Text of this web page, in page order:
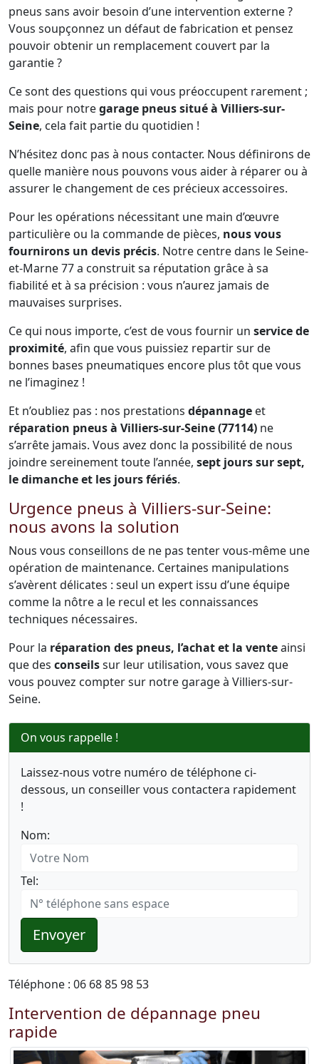
pneus sans avoir besoin d’une intervention externe ?
Vous soupçonnez un défaut de fabrication et pensez
pouvoir obtenir un remplacement couvert par la
garantie ?
Ce sont des questions qui vous préoccupent rarement ;
mais pour notregarage pneus situé à Villiers-sur-
Seine, cela fait partie du quotidien !
N’hésitez donc pas à nous contacter. Nous définirons de
quelle manière nous pouvons vous aider à réparer ou à
assurer le changement de ces précieux accessoires.
Pour les opérations nécessitant une main d’œuvre
particulière ou la commande de pièces, nous vous
fournirons un devis précis. Notre centre dans le Seine-
et-Marne 77 a construit sa réputation grâce à sa
fiabilité et à sa précision : vous n’aurez jamais de
mauvaises surprises.
Ce qui nous importe, c’est de vous fournir un service de
proximité, afin que vous puissiez repartir sur de
bonnes bases pneumatiques encore plus tôt que vous
ne l’imaginez !
Et n’oubliez pas : nos prestations dépannage et
réparation pneus à Villiers-sur-Seine (77114) ne
s’arrête jamais. Vous avez donc la possibilité de nous
joindre sereinement toute l’année, sept jours sur sept,
le dimanche et les jours fériés.
Urgence pneus à Villiers-sur-Seine:
nous avons la solution
Nous vous conseillons de ne pas tenter vous-même une
opération de maintenance. Certaines manipulations
s’avèrent délicates : seul un expert issu d’une équipe
comme la nôtre a le recul et les connaissances
techniques nécessaires.
Pour la réparation des pneus, l’achat et la venteainsi
que des conseilssur leur utilisation, vous savez que
vous pouvez compter sur notre garage à Villiers-sur-
Seine.
On vous rappelle !
Laissez-nous votre numéro de téléphone ci-
dessous, un conseiller vous contactera rapidement
!
Nom:
Tel:
Envoyer
Téléphone : 06 68 85 98 53
Intervention de dépannage pneu
rapide